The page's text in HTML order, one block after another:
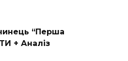
“Перша
+ Аналіз